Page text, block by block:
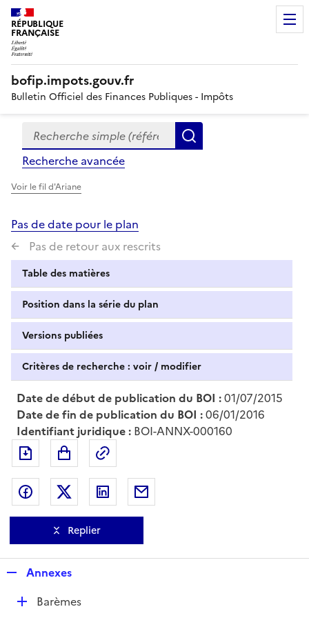
RÉPUBLIQUE
FRANÇAISE
bofip.impots.gouv.fr
Bulletin Officiel des Finances Publiques - Impôts
Formulaire
de
recherche
Recherche simple (références, mots clés, partie du
Recherche avancée
Voir le fil d'Ariane
Pas de date pour le plan
Pas de retour aux rescrits
Table des matières
Position dans la série du plan
Versions publiées
Critères de recherche : voir / modifier
Date de début de publication du BOI :01/07/2015
Date de fin de publication du BOI :06/01/2016
Identifiant juridique : BOI-ANNX-000160
Exporter le document au format pdf
Partager sur Facebook
Partager sur Twitter
Partager sur LinkedIn
Replier
p
Annexes
DBarèmes